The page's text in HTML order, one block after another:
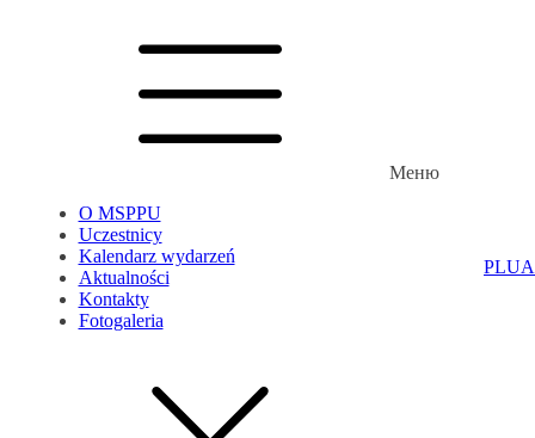
Меню
O MSPPU
Uczestnicy
Kalendarz wydarzeń
Aktualności
Kontakty
Fotogaleria
PLUA